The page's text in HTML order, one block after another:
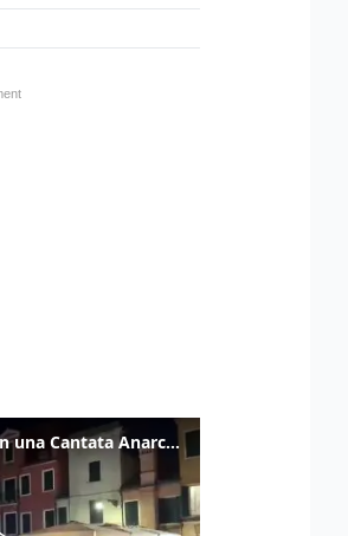
Venezia omaggia Guccini con una Cantata Anarchica in campo Santa Margherita